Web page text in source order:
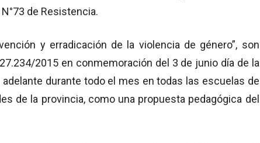
de Resistencia.
y erradicación de la violencia de género”, son
2015 en conmemoración del 3 de junio día de la
adelante durante todo el mes en todas las escuelas de
de la provincia, como una propuesta pedagógica del